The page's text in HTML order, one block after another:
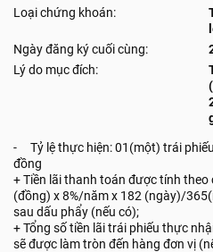
Loại chứng khoán:
Ngày đăng ký cuối cùng:
Lý do mục đích:
- Tỷ lệ thực hiện: 01(một) trái
đồng
+ Tiền lãi thanh toán được tính
(đồng) x 8%/năm x 182 (ngày)/
sau dấu phẩy (nếu có);
+ Tổng số tiền lãi trái phiếu thực
sẽ được làm tròn đến hàng đơn vị